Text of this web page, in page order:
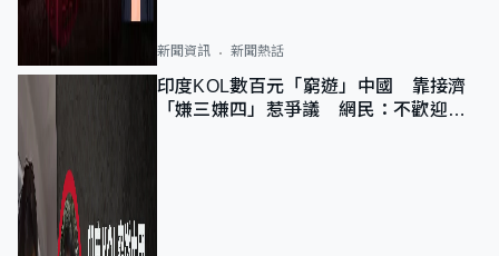
新聞資訊 新聞熱話
印度KOL數百元「窮遊」中國 靠接濟
「嫌三嫌四」惹爭議 網民：不歡迎劣